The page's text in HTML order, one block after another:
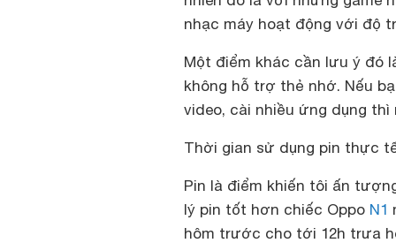
nhạc máy hoạt động với độ
Một điểm khác cần lưu ý đó
không hỗ trợ thẻ nhớ. Nếu
video, cài nhiều ứng dụng
Thời gian sử dụng pin thực
Pin là điểm khiến tôi ấn
lý pin tốt hơn chiếc Oppo N1
hôm trước cho tới 12h trưa